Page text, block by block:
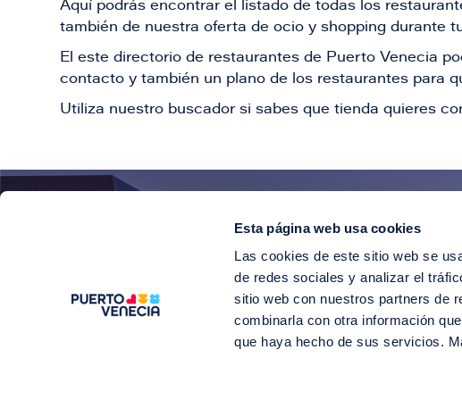
Esta página web usa cookies
Las cookies de este sitio web se
de redes sociales y analizar el
sitio web con nuestros partners de
combinarla con otra información
que haya hecho de sus servicios.
Aquí podrás encontrar el listado de todas los
también de nuestra oferta de ocio y shopping durante
El este directorio de restaurantes de Puerto Venecia
contacto y también un plano de los restaurantes para
Utiliza nuestro buscador si sabes que tienda quieres
Suscríbete para recibir